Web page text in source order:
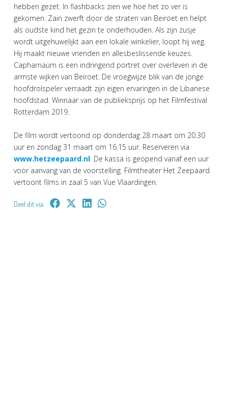
hebben gezet. In flashbacks zien we hoe het zo ver is
gekomen. Zain zwerft door de straten van Beiroet en helpt
als oudste kind het gezin te onderhouden. Als zijn zusje
wordt uitgehuwelijkt aan een lokale winkelier, loopt hij weg.
Hij maakt nieuwe vrienden en allesbeslissende keuzes.
Capharnaüm is een indringend portret over overleven in de
armste wijken van Beiroet. De vroegwijze blik van de jonge
hoofdrolspeler verraadt zijn eigen ervaringen in de Libanese
hoofdstad. Winnaar van de publieksprijs op het Filmfestival
Rotterdam 2019.
De film wordt vertoond op donderdag 28 maart om 20.30
uur en zondag 31 maart om 16.15 uur. Reserveren via
www.hetzeepaard.nl. De kassa is geopend vanaf een uur
voor aanvang van de voorstelling. Filmtheater Het Zeepaard
vertoont films in zaal 5 van Vue Vlaardingen.
Deel dit via: